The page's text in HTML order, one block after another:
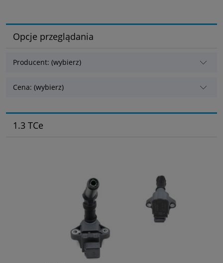
Opcje przeglądania
Producent: (wybierz)
Cena: (wybierz)
1.3 TCe